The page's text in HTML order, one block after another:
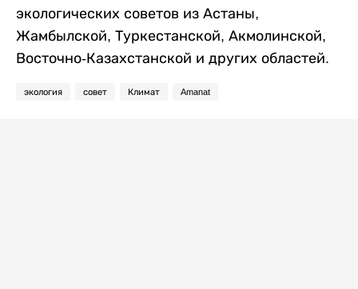
экологических советов из Астаны,
Жамбылской, Туркестанской, Акмолинской,
Восточно-Казахстанской и других областей.
экология совет Климат Amanat